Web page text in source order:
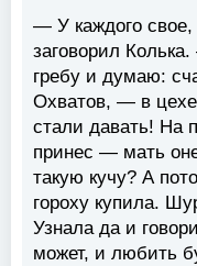
— У каждого
заговорил
гребу и думаю:
Охватов, — в
стали давать! На
принес — мать
такую кучу? А
гороху купила.
Узнала да и
может, и любить